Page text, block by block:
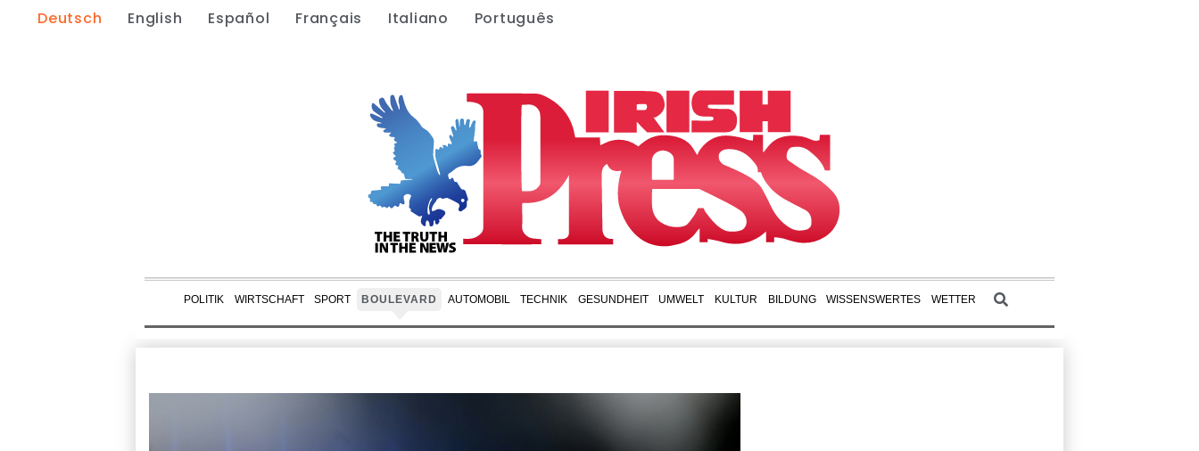
Deutsch English Español Français Italiano Português
POLITIK WIRTSCHAFT SPORT BOULEVARD AUTOMOBIL TECHNIK GESUNDHEIT UMWELT KULTUR BILDUNG WISSENSWERTES WETTER